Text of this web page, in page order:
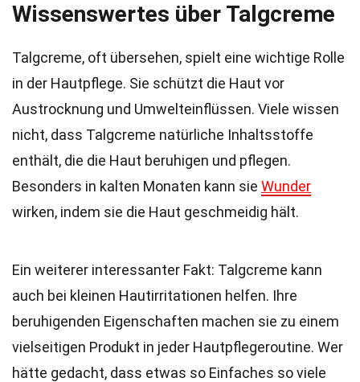
Wissenswertes über Talgcreme
Talgcreme, oft übersehen, spielt eine wichtige Rolle
in der Hautpflege. Sie schützt die Haut vor
Austrocknung und Umwelteinflüssen. Viele wissen
nicht, dass Talgcreme natürliche Inhaltsstoffe
enthält, die die Haut beruhigen und pflegen.
Besonders in kalten Monaten kann sie Wunder
wirken, indem sie die Haut geschmeidig hält.
Ein weiterer interessanter Fakt: Talgcreme kann
auch bei kleinen Hautirritationen helfen. Ihre
beruhigenden Eigenschaften machen sie zu einem
vielseitigen Produkt in jeder Hautpflegeroutine. Wer
hätte gedacht, dass etwas so Einfaches so viele